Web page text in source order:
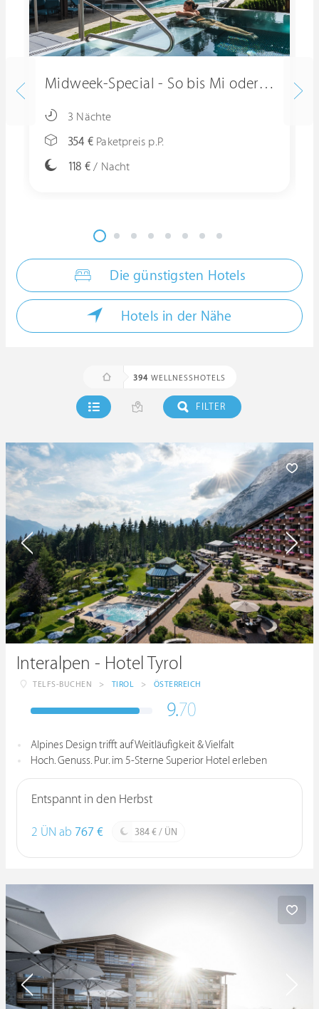
Midweek-Special - So bis Mi oder Mo bis Do
3 Nächte
354 € Paketpreis p.P.
118 € / Nacht
Die günstigsten Hotels
Hotels in der Nähe
394WELLNESSHOTELS
FILTER
Interalpen - Hotel Tyrol
TELFS-BUCHEN > TIROL > ÖSTERREICH
9.70
Alpines Design trifft auf Weitläufigkeit & Vielfalt
Hoch. Genuss. Pur. im 5-Sterne Superior Hotel erleben
Entspannt in den Herbst
2 ÜN ab 767 € 384 € / ÜN